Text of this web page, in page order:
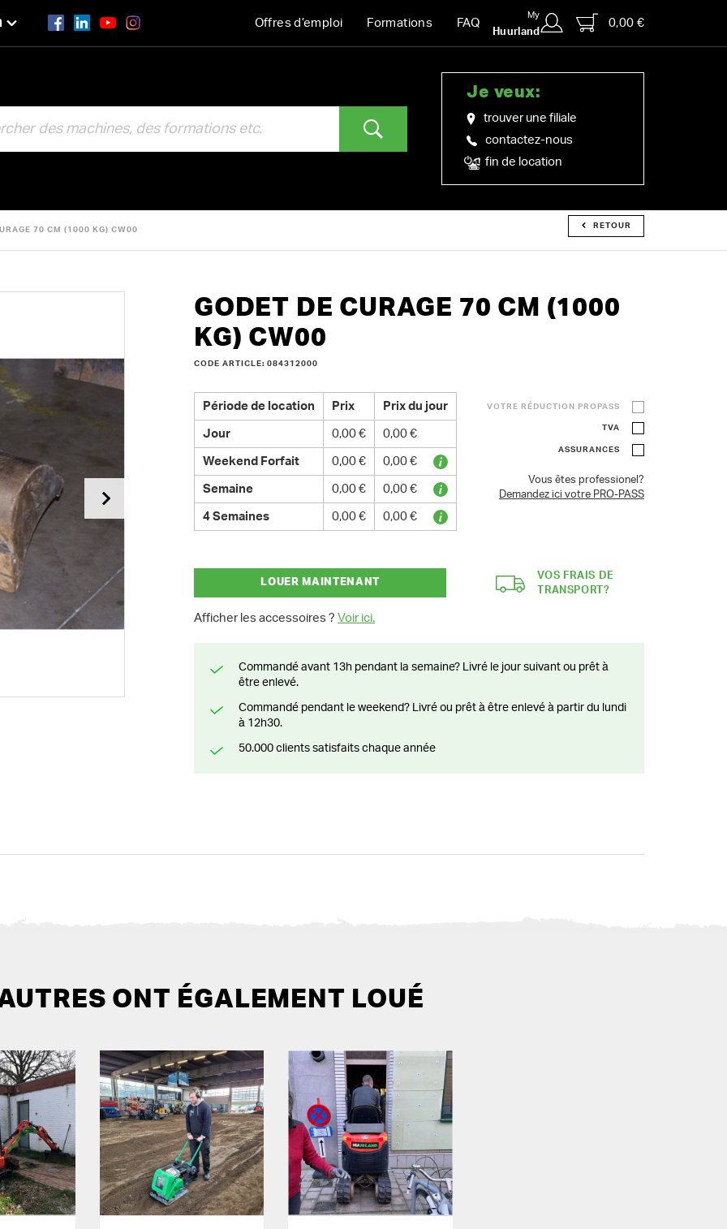
Offres d’emploi Formations FAQ
My
Huurland
0,00 €
Je veux:
trouver une filiale
contactez-nous
fin de location
70 CM (1000 KG) CW00 RETOUR
GODET DE CURAGE 70 CM (1000
KG) CW00
CODE ARTICLE: 084312000
Période de location Prix Prix du jour
Jour 0,00 € 0,00 €
Weekend Forfait 0,00 € 0,00 €
Semaine 0,00 € 0,00 €
4 Semaines 0,00 € 0,00 €
VOTRE RÉDUCTION PROPASS
TVA
ASSURANCES
Vous êtes professionel?
Demandez ici votre PRO-PASS
LOUER MAINTENANT
Afficher les accessoires ? Voir ici.
VOS FRAIS DE
TRANSPORT?
Commandé avant 13h pendant la semaine? Livré le jour suivant ou prêt à
être enlevé.
Commandé pendant le weekend? Livré ou prêt à être enlevé à partir du lundi
à 12h30.
50.000 clients satisfaits chaque année
ONT ÉGALEMENT LOUÉ